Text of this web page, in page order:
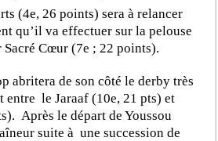
(4e, 26 points) sera à relancer
qu’il va effectuer sur la pelouse
Sacré Cœur (7e ; 22 points).
abritera de son côté le derby très
entre le Jaraaf (10e, 21 pts) et
Après le départ de Youssou
suite à une succession de